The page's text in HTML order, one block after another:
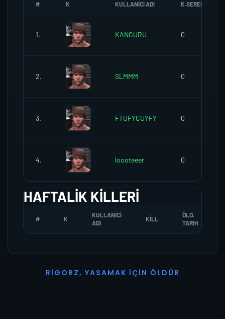
# K KULLANICI ADI K.SEREFI
1. KANGURU 0
2. SLMMM 0
3. FTUFYCUYFY 0
4. loooteeer 0
HAFTALIK KILLERI
# K
KULLANICI
ADI
KILL
ÖLD.
TARIH
R I G O R Z, YASAMAK İ ÇI N Ö L D Ü R